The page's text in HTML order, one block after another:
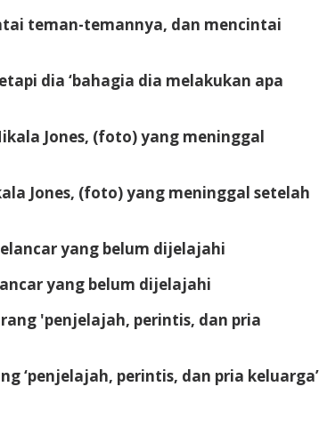
teman-temannya, dan mencintai
dia ‘bahagia dia melakukan apa
Jones, (foto) yang meninggal setelah
yang belum dijelajahi
‘penjelajah, perintis, dan pria keluarga’